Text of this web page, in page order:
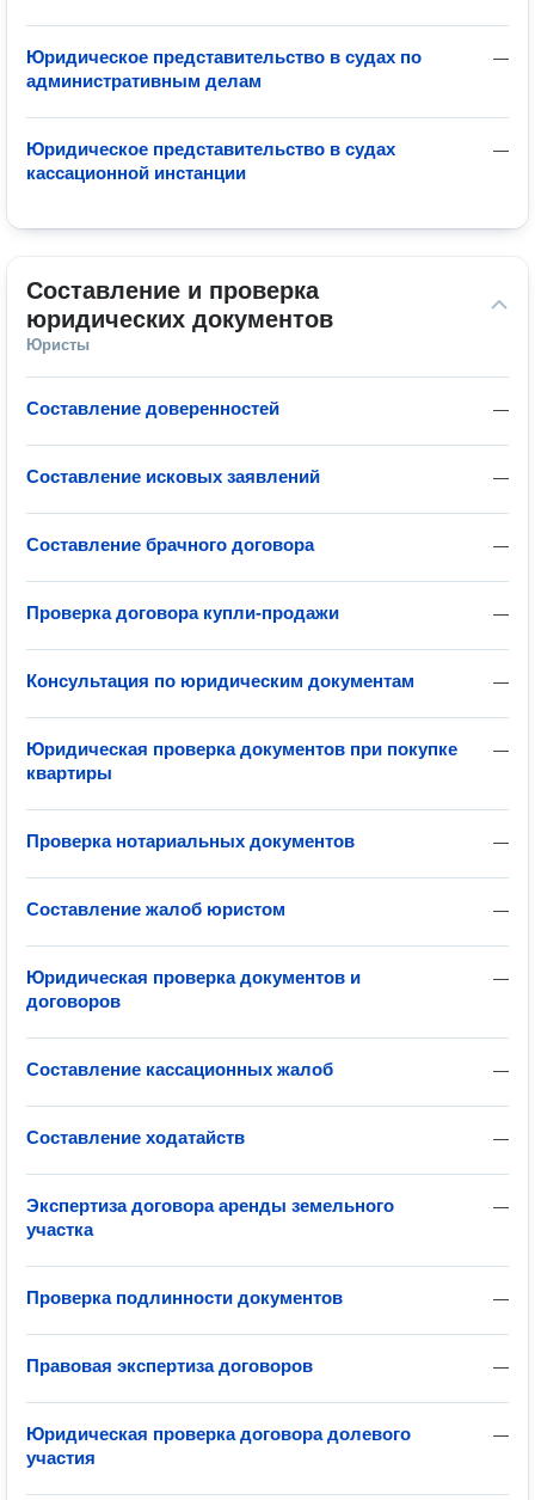
—
Юридическое представительство в судах по
административным делам
—
Юридическое представительство в судах
кассационной инстанции
Составление и проверка
юридических документов
Юристы
—
Составление доверенностей
—
Составление исковых заявлений
—
Составление брачного договора
—
Проверка договора купли-продажи
—
Консультация по юридическим документам
—
Юридическая проверка документов при покупке
квартиры
—
Проверка нотариальных документов
—
Составление жалоб юристом
—
Юридическая проверка документов и
договоров
—
Составление кассационных жалоб
—
Составление ходатайств
—
Экспертиза договора аренды земельного
участка
—
Проверка подлинности документов
—
Правовая экспертиза договоров
—
Юридическая проверка договора долевого
участия